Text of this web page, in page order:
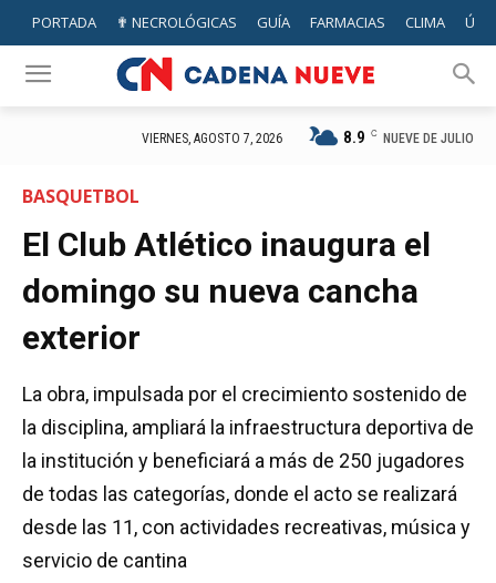
PORTADA ✟ NECROLÓGICAS GUÍA FARMACIAS CLIMA
VIERNES, AGOSTO 7, 2026 8.9 C NUEVE DE JULIO
BASQUETBOL
El Club Atlético inaugura el
domingo su nueva cancha
exterior
La obra, impulsada por el crecimiento sostenido de
la disciplina, ampliará la infraestructura deportiva de
la institución y beneficiará a más de 250 jugadores
de todas las categorías, donde el acto se realizará
desde las 11, con actividades recreativas, música y
servicio de cantina